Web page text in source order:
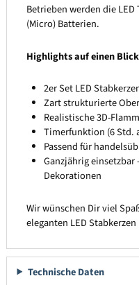
Betrieben werden die
(Micro) Batterien.
Highlights auf einen
2er Set LED
Zart strukturierte
Realistische 3D-
Timerfunktion (6 Std.
Passend für
Ganzjährig
Dekorationen
Wir wünschen Dir viel
eleganten LED Stabkerzen
Technische Daten